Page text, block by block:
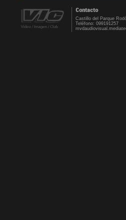
Contacto
Castillo del Parque
Teléfono: 099191257